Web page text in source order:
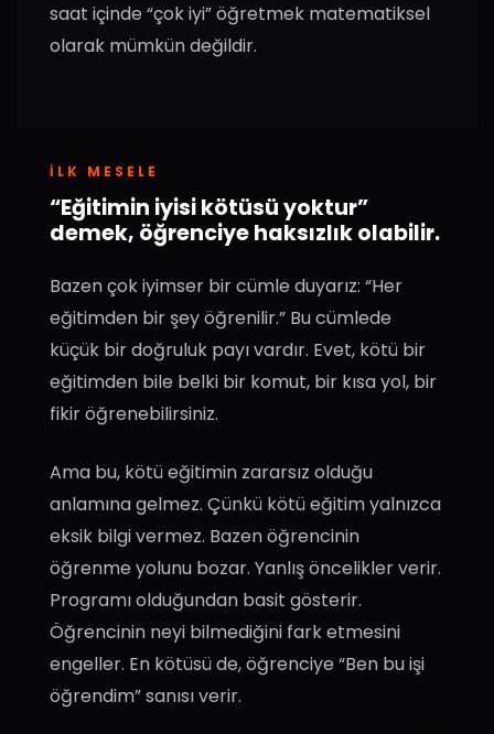
saat içinde “çok iyi” öğretmek matematiksel
olarak mümkün değildir.
İLK MESELE
“Eğitimin iyisi kötüsü yoktur”
demek, öğrenciye haksızlık olabilir.
Bazen çok iyimser bir cümle duyarız: “Her
eğitimden bir şey öğrenilir.” Bu cümlede
küçük bir doğruluk payı vardır. Evet, kötü bir
eğitimden bile belki bir komut, bir kısa yol, bir
fikir öğrenebilirsiniz.
Ama bu, kötü eğitimin zararsız olduğu
anlamına gelmez. Çünkü kötü eğitim yalnızca
eksik bilgi vermez. Bazen öğrencinin
öğrenme yolunu bozar. Yanlış öncelikler verir.
Programı olduğundan basit gösterir.
Öğrencinin neyi bilmediğini fark etmesini
engeller. En kötüsü de, öğrenciye “Ben bu işi
öğrendim” sanısı verir.